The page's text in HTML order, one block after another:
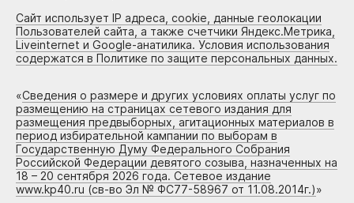
Сайт использует IP адреса, cookie, данные геолокации
Пользователей сайта, а также счетчики Яндекс.Метрика,
Liveinternet и Google-анатилика. Условия использования
содержатся в Политике по защите персональных данных.
«Сведения о размере и других условиях оплаты услуг по
размещению на страницах сетевого издания для
размещения предвыборных, агитационных материалов в
период избирательной кампании по выборам в
Государственную Думу Федерального Собрания
Российской Федерации девятого созыва, назначенных на
18 – 20 сентября 2026 года. Сетевое издание
www.kp40.ru (св-во Эл № ФС77-58967 от 11.08.2014г.)»